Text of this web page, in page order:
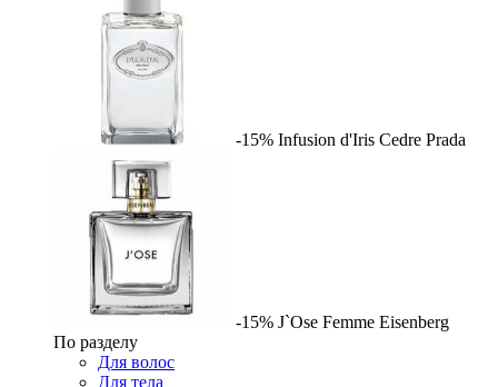
-15% Infusion d'Iris Cedre Prada
-15% J`Ose Femme Eisenberg
По разделу
Для волос
Для тела